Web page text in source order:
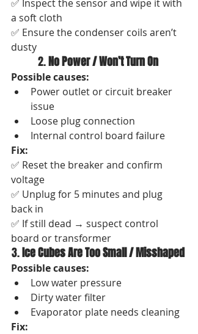
✅ Inspect the sensor and wipe it with
a soft cloth
✅ Ensure the condenser coils aren’t
dusty
2. No Power / Won’t Turn On
Possible causes:
Power outlet or circuit breaker
issue
Loose plug connection
Internal control board failure
Fix:
✅ Reset the breaker and confirm
voltage
✅ Unplug for 5 minutes and plug
back in
✅ If still dead → suspect control
board or transformer
3. Ice Cubes Are Too Small / Misshaped
Possible causes:
Low water pressure
Dirty water filter
Evaporator plate needs cleaning
Fix: